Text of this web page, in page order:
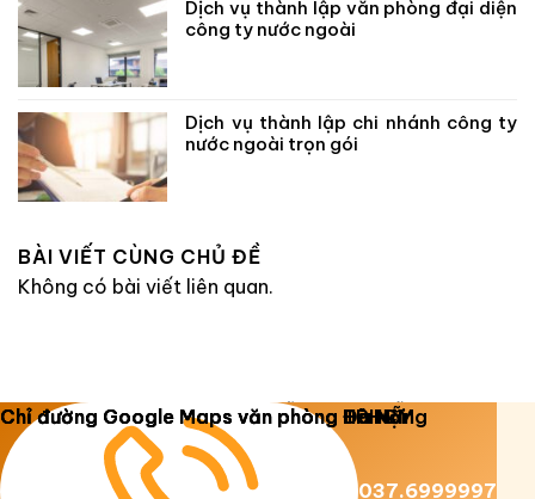
Dịch vụ thành lập văn phòng đại diện
công ty nước ngoài
Dịch vụ thành lập chi nhánh công ty
nước ngoài trọn gói
BÀI VIẾT CÙNG CHỦ ĐỀ
Không có bài viết liên quan.
Copyright 2026 © Luật Dương Gia